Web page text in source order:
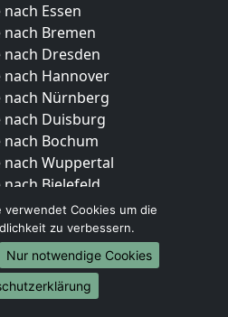
Essen
nach Bremen
nach Dresden
nach Hannover
nach Nürnberg
nach Duisburg
nach Bochum
nach Wuppertal
nach Bielefeld
nach Bonn
nach Münster
nach Brasilien
verwendet Cookies um die
zu verbessern.
Nur notwendige Cookies